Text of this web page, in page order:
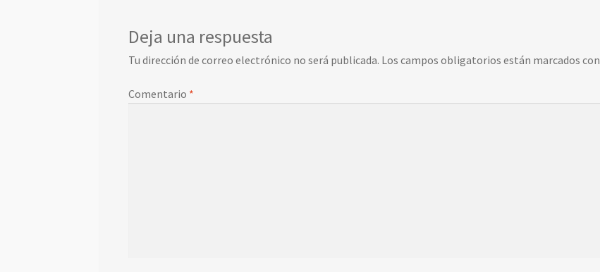
Deja una respuesta
Tu dirección de correo electrónico no será publicada. Los campos obligatorios están marcados con
Comentario *